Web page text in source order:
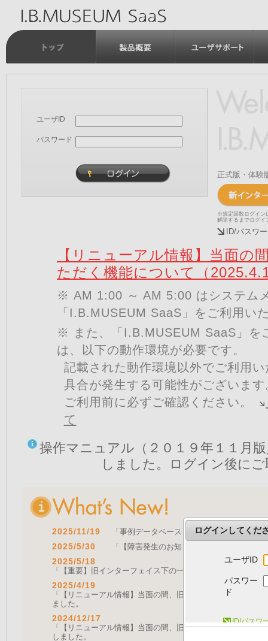
ユーザID
パスワード
正式版・体験
※規定回数ログイン
解除するまでログイ
ID/パスワ
【リニューアル情報】当面の
ただく機能について（
※ AM 1:00 ～ AM 5:00 はシステム
「I.B.MUSEUM SaaS」をご利用い
※ また、「I.B.MUSEUM SaaS」を
は、以下の動作環境が必要です。
記載された動作環境以外でご利用
具合が発生する可能性がございます
ご利用前に必ずご確認ください。
て
操作マニュアル（２０１９年１１月
しました。ログイン後に
2025/11/19 「事例データベースを公開しました」 をア
2025/5/30 「【障害発生のお知らせ｜復旧済み】Web
2025/5/18
「【重要】旧インターフェイス下の一部機能の停止につい
2025/4/19
「【リニューアル情報】当面の間、旧画面をご利用いただ
ました。
2024/12/17
「【リニューアル情報】当面の間、旧画面をご利用いただ
しました。
ログインしてくだ
ユーザID
パスワー
ド
ID/パスワ